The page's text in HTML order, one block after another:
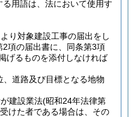
る用語は、法において使用す
り対象建設工事の届出をし
項の届出書に、同条第3項
げるものを添付しなければ
、道路及び目標となる地物
建設業法(昭和24年法律第
けた者である場合は、その